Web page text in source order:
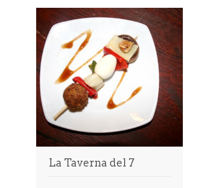
La Taverna del 7